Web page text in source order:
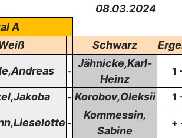
08.03.2024
A
Schwarz
-
Jähnicke,Karl-
Heinz
1
- Korobov,Oleksii 1
-
Kommessin,
Sabine
+